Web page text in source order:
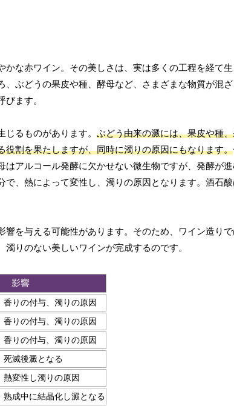
な赤ワイン。その美しさは、実は多くの工程を経て
、ぶどうの果皮や種、酵母など、さまざまな物質が混
ます。
るものがあります。 ぶどう由来の澱には、果皮や種
役割を果たしますが、同時に濁りの原因にもなります。
アルコール発酵に欠かせない微生物ですが、発酵が
で、熱によって変性し、濁りの原因となります。酒石
響を与える可能性があります。そのため、ワイン造り
りのない美しいワインが完成するのです。
影響
香りの付与、濁りの原因
香りの付与、濁りの原因
香りの付与、濁りの原因
死滅後澱となる
熱変性し濁りの原因
熟成中に結晶化し澱となる